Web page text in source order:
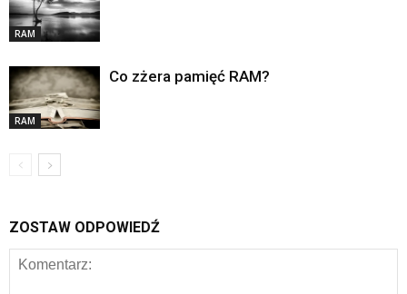
RAM
RAM
Co zżera pamięć RAM?
ZOSTAW ODPOWIEDŹ